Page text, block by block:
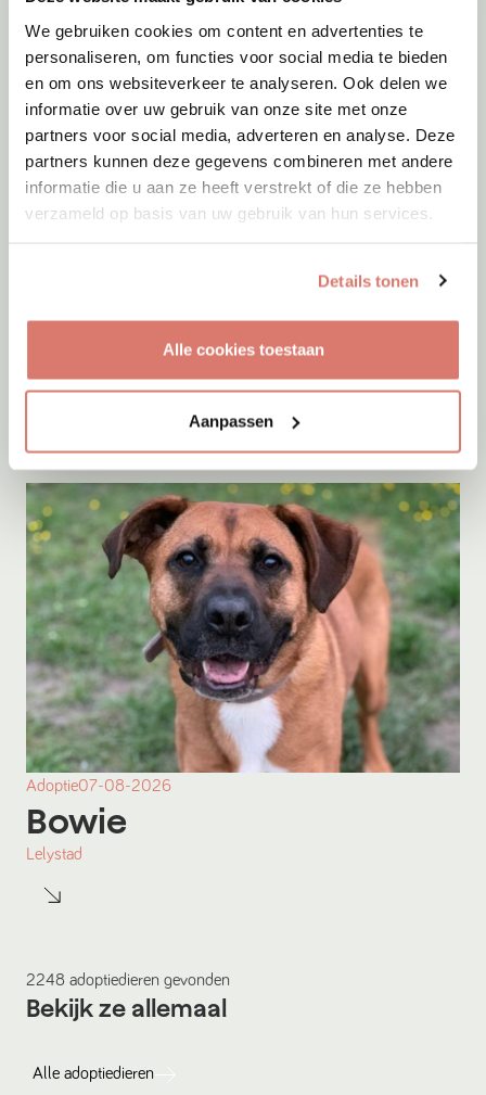
We gebruiken cookies om content en advertenties te
personaliseren, om functies voor social media te bieden
en om ons websiteverkeer te analyseren. Ook delen we
informatie over uw gebruik van onze site met onze
partners voor social media, adverteren en analyse. Deze
partners kunnen deze gegevens combineren met andere
informatie die u aan ze heeft verstrekt of die ze hebben
verzameld op basis van uw gebruik van hun services.
Details tonen
Alle cookies toestaan
Aanpassen
Adoptie
Amersfoort
Adoptie07-08-2026
Bowie
Lelystad
2248 adoptiedieren gevonden
Bekijk ze allemaal
Alle adoptiedieren